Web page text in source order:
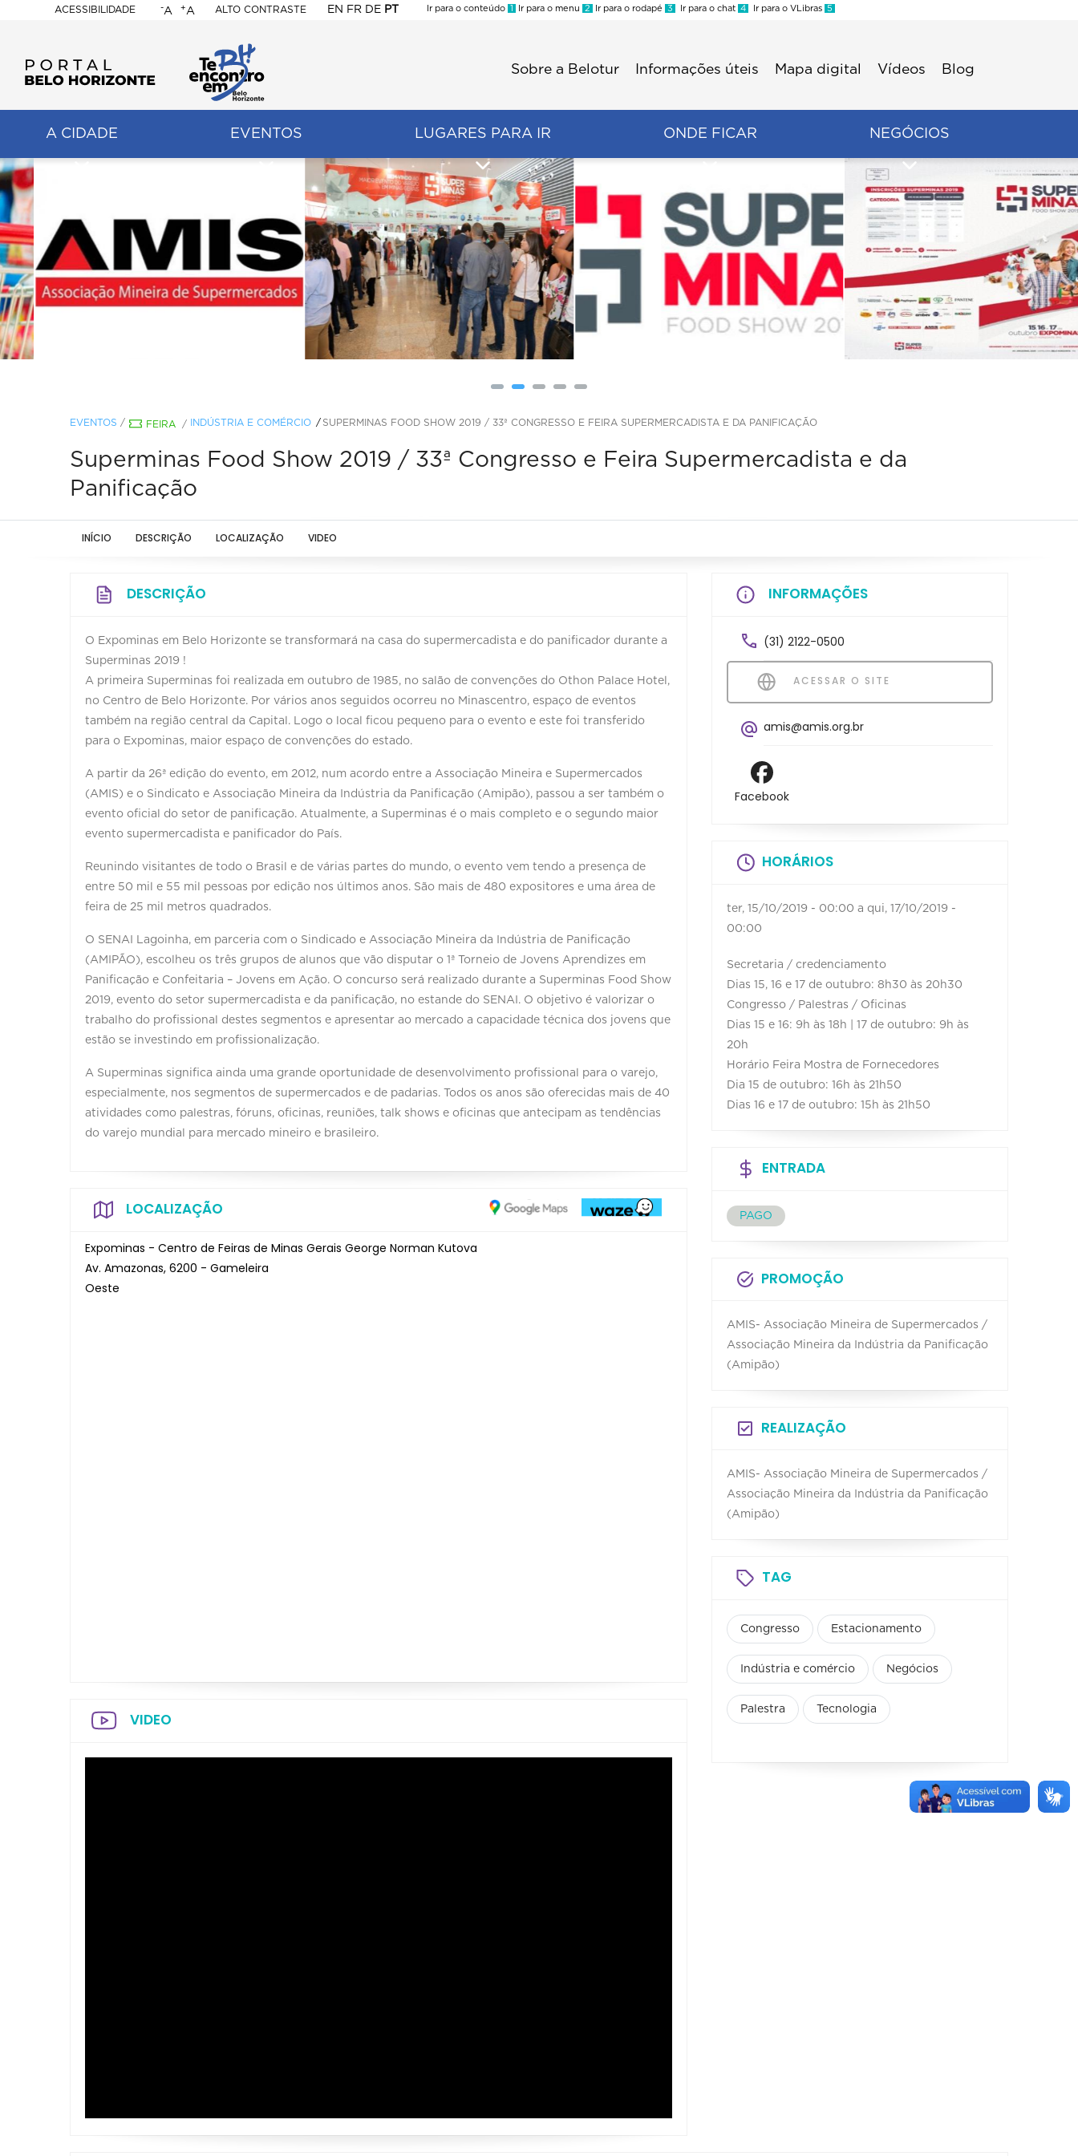
ACESSIBILIDADE
BELO
HORIZONTE
-A +A ALTO CONTRASTE EN FR DE PT
Ir para o conteúdo 1 Ir para o menu 2 Ir para o rodapé 3 Ir para o chat 4 Ir para o VLibras 5
Sobre a Belotur Informações úteis Mapa digital Vídeos Blog
A CIDADE EVENTOS LUGARES PARA IR ONDE FICAR NEGÓCIOS
EVENTOS / FEIRA / INDÚSTRIA E COMÉRCIO SUPERMINAS FOOD SHOW 2019 / 33ª CONGRESSO E FEIRA SUPERMERCADISTA E DA PANIFICAÇÃO
Superminas Food Show 2019 / 33ª Congresso e Feira Supermercadista e da
Panificação
INÍCIO DESCRIÇÃO LOCALIZAÇÃO VIDEO
DESCRIÇÃO
O Expominas em Belo Horizonte se transformará na casa do supermercadista e do panificador durante a
Superminas 2019 !
A primeira Superminas foi realizada em outubro de 1985, no salão de convenções do Othon Palace Hotel,
no Centro de Belo Horizonte. Por vários anos seguidos ocorreu no Minascentro, espaço de eventos
também na região central da Capital. Logo o local ficou pequeno para o evento e este foi transferido
para o Expominas, maior espaço de convenções do estado.
A partir da 26ª edição do evento, em 2012, num acordo entre a Associação Mineira e Supermercados
(AMIS) e o Sindicato e Associação Mineira da Indústria da Panificação (Amipão), passou a ser também o
evento oficial do setor de panificação. Atualmente, a Superminas é o mais completo e o segundo maior
evento supermercadista e panificador do País.
Reunindo visitantes de todo o Brasil e de várias partes do mundo, o evento vem tendo a presença de
entre 50 mil e 55 mil pessoas por edição nos últimos anos. São mais de 480 expositores e uma área de
feira de 25 mil metros quadrados.
O SENAI Lagoinha, em parceria com o Sindicado e Associação Mineira da Indústria de Panificação
(AMIPÃO), escolheu os três grupos de alunos que vão disputar o 1ª Torneio de Jovens Aprendizes em
Panificação e Confeitaria – Jovens em Ação. O concurso será realizado durante a Superminas Food Show
2019, evento do setor supermercadista e da panificação, no estande do SENAI. O objetivo é valorizar o
trabalho do profissional destes segmentos e apresentar ao mercado a capacidade técnica dos jovens que
estão se investindo em profissionalização.
A Superminas significa ainda uma grande oportunidade de desenvolvimento profissional para o varejo,
especialmente, nos segmentos de supermercados e de padarias. Todos os anos são oferecidas mais de 40
atividades como palestras, fóruns, oficinas, reuniões, talk shows e oficinas que antecipam as tendências
do varejo mundial para mercado mineiro e brasileiro.
LOCALIZAÇÃO
Expominas - Centro de Feiras de Minas Gerais George Norman Kutova
Av. Amazonas, 6200 - Gameleira
Oeste
VIDEO
INFORMAÇÕES
(31) 2122-0500
ACESSAR O SITE
amis@amis.org.br
Facebook
HORÁRIOS
ter, 15/10/2019 - 00:00 a qui, 17/10/2019 -
00:00
Secretaria / credenciamento
Dias 15, 16 e 17 de outubro: 8h30 às 20h30
Congresso / Palestras / Oficinas
Dias 15 e 16: 9h às 18h | 17 de outubro: 9h às
20h
Horário Feira Mostra de Fornecedores
Dia 15 de outubro: 16h às 21h50
Dias 16 e 17 de outubro: 15h às 21h50
ENTRADA
PAGO
PROMOÇÃO
AMIS- Associação Mineira de Supermercados /
Associação Mineira da Indústria da Panificação
(Amipão)
REALIZAÇÃO
AMIS- Associação Mineira de Supermercados /
Associação Mineira da Indústria da Panificação
(Amipão)
TAG
Congresso Estacionamento
Indústria e comércio Negócios
Palestra Tecnologia